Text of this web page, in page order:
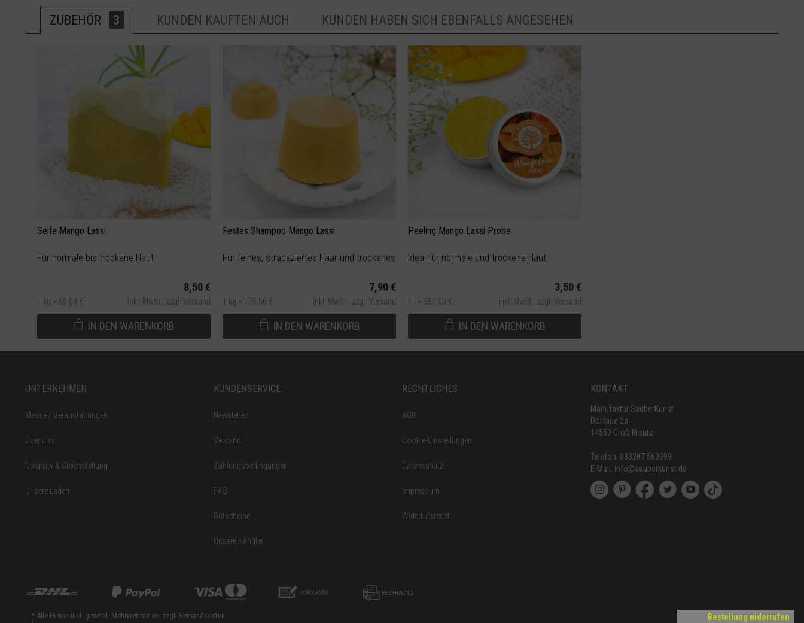
ZUBEHÖR 3 KUNDEN KAUFTEN AUCH KUNDEN HABEN SICH EBENFALLS ANGESEHEN
Seife Mango Lassi
Für normale bis trockene Haut
8,50 €
1 kg = 85,00 € inkl. MwSt., zzgl. Versand
IN DEN WARENKORB
Festes Shampoo Mango Lassi
Für feines, strapaziertes Haar und trockenes Haar
7,90 €
1 kg = 175,56 € inkl. MwSt., zzgl. Versand
IN DEN WARENKORB
Peeling Mango Lassi Probe
Ideal für normale und trockene Haut
3,50 €
1 l = 350,00 € inkl. MwSt., zzgl. Versand
IN DEN WARENKORB
UNTERNEHMEN
Messe / Veranstaltungen
Über uns
Diversity & Gleichstellung
Unsere Läden
KUNDENSERVICE
Newsletter
Versand
Zahlungsbedingungen
FAQ
Gutscheine
Unsere Händler
RECHTLICHES
AGB
Cookie-Einstellungen
Datenschutz
Impressum
Widerrufsrecht
KONTAKT
Manufaktur SauberKunst
Dorfaue 2a
14550 Groß Kreutz
Telefon: 033207 563999
E-Mail: info@sauberkunst.de
* Alle Preise inkl. gesetzl. Mehrwertsteuer zzgl. Versandkosten Copyright © 2026 SauberKunst
Bestellung widerrufen